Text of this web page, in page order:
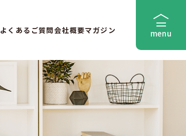
よくあるご質問会社概要マガジン menu